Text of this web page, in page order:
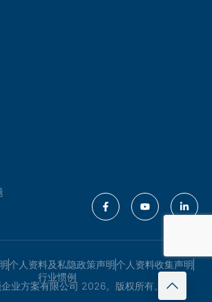
个人资料及私隐政策声明个人资料收集声明
行业惯例
业方案有限公司 2026。版权所有。